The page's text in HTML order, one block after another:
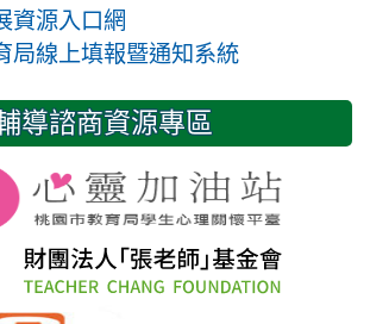
資源入口網
局線上填報暨通知系統
導諮商資源專區